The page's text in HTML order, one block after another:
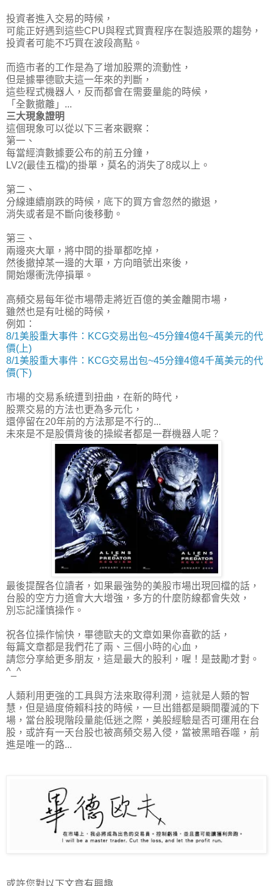
投資者進入交易的時候，
可能正好遇到這些CPU與程式買賣程序在製造股票的趨勢，
投資者可能不巧買在波段高點。
而造市者的工作是為了增加股票的流動性，
但是據畢德歐夫這一年來的判斷，
這些程式機器人，反而都會在需要量能的時候，
「全數撤離」...
三大現象證明
這個現象可以從以下三者來觀察：
第一、
每當經濟數據要公布的前五分鐘，
LV2(最佳五檔)的掛單，莫名的消失了8成以上。
第二、
分線連續崩跌的時候，底下的買方會忽然的撤退，
消失或者是不斷向後移動。
第三、
兩邊夾大單，將中間的掛單都吃掉，
然後撤掉某一邊的大單，方向暗號出來後，
開始爆衝洗停損單。
高頻交易每年從市場帶走將近百億的美金離開市場，
雖然也是有吐槌的時候，
例如：
8/1美股重大事件：KCG交易出包~45分鐘4億4千萬美元的代
價(上)
8/1美股重大事件：KCG交易出包~45分鐘4億4千萬美元的代
價(下)
市場的交易系統遭到扭曲，在新的時代，
股票交易的方法也更為多元化，
還停留在20年前的方法那是不行的...
未來是不是股價背後的操縱者都是一群機器人呢？
最後提醒各位讀者，如果最強勢的美股市場出現回檔的話，
台股的空方力道會大大增強，多方的什麼防線都會失效，
別忘記謹慎操作。
祝各位操作愉快，畢德歐夫的文章如果你喜歡的話，
每篇文章都是我們花了兩、三個小時的心血，
請您分享給更多朋友，這是最大的股利，喔！是鼓勵才對。
^_^
人類利用更強的工具與方法來取得利潤，這就是人類的智
慧，但是過度倚賴科技的時候，一旦出錯都是瞬間覆滅的下
場，當台股現階段量能低迷之際，美股經驗是否可運用在台
股，或許有一天台股也被高頻交易入侵，當被黑暗吞噬，前
進是唯一的路...
或許您對以下文章有興趣